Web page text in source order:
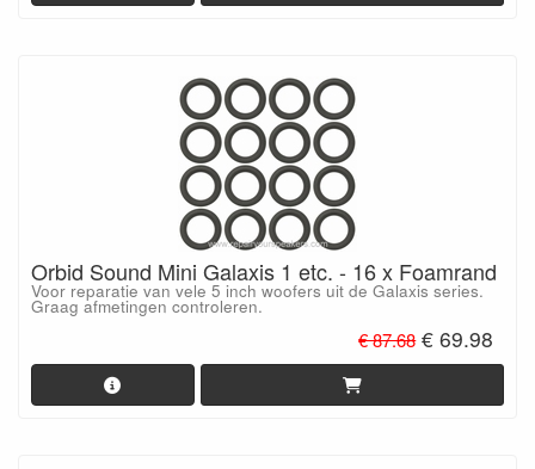
Orbid Sound Mini Galaxis 1 etc. - 16 x Foamrand
Voor reparatie van vele 5 inch woofers uit de Galaxis series.
Graag afmetingen controleren.
€ 87.68 € 69.98